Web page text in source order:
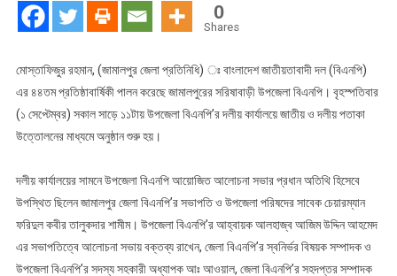
0
Shares
মোস্তাফিজুর রহমান, (জামালপুর জেলা প্রতিনিধি) ঃ বাংলাদেশ জাতীয়তাবাদী দল (বিএনপি)
এর ৪৪তম প্রতিষ্ঠাবার্ষিকী পালন করেছে জামালপুরের সরিষাবাড়ী উপজেলা বিএনপি। বৃহস্পতিবার
(১ সেপ্টেম্বর) সকাল সাড়ে ১১টায় উপজেলা বিএনপি’র দলীয় কার্যালয়ে জাতীয় ও দলীয় পতাকা
উত্তোলনের মাধ্যমে অনুষ্ঠান শুরু হয়।
দলীয় কার্যালয়ের সামনে উপজেলা বিএনপি আয়োজিত আলোচনা সভার প্রধান অতিথি হিসেবে
উপস্থিত ছিলেন জামালপুর জেলা বিএনপি’র সভাপতি ও উপজেলা পরিষদের সাবেক চেয়ারম্যান
ফরিদুল কবীর তালুকদার শামীম। উপজেলা বিএনপি’র আহ্বায়ক আলহাজ্ব আজিম উদ্দিন আহমেদ
এর সভাপতিত্বে আলোচনা সভায় বক্তব্য রাখেন, জেলা বিএনপি’র স্বনির্ভর বিষয়ক সম্পাদক ও
উপজেলা বিএনপি’র সদস্য সহকারী অধ্যাপক আঃ আওয়াল, জেলা বিএনপি’র সহদপ্তর সম্পাদক